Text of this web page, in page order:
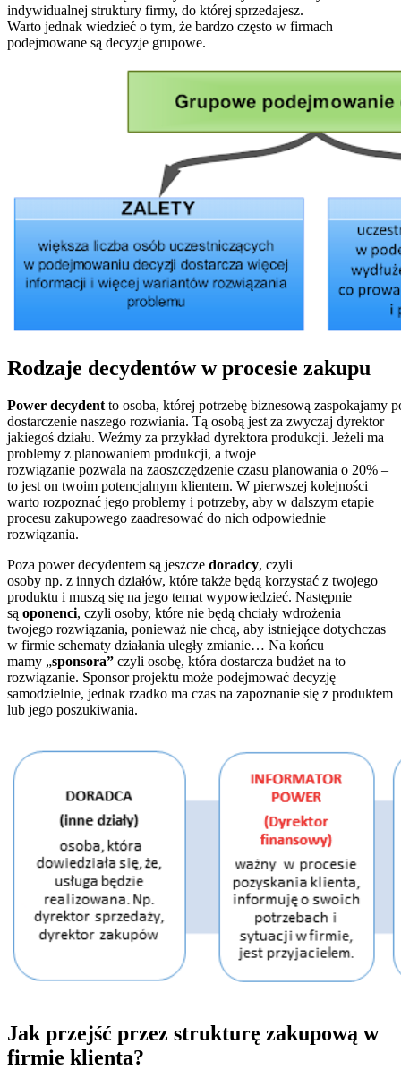
indywidualnej struktury firmy, do której sprzedajesz.
Warto jednak wiedzieć o tym, że bardzo często w firmach
podejmowane są decyzje grupowe.
Rodzaje decydentów w procesie zakupu
Power decydentto osoba, której potrzebę biznesową zaspokajamy
dostarczenie naszego rozwiania. Tą osobą jest za zwyczaj dyrektor
jakiegoś działu. Weźmy za przykład dyrektora produkcji. Jeżeli ma
problemy z planowaniem produkcji, a twoje
rozwiązanie pozwala na zaoszczędzenie czasu planowania o 20% –
to jest on twoim potencjalnym klientem. W pierwszej kolejności
warto rozpoznać jego problemy i potrzeby, aby w dalszym etapie
procesu zakupowego zaadresować do nich odpowiednie
rozwiązania.
Poza power decydentem są jeszcze doradcy, czyli
osoby np. z innych działów, które także będą korzystać z twojego
produktu i muszą się na jego temat wypowiedzieć. Następnie
są oponenci, czyli osoby, które nie będą chciały wdrożenia
twojego rozwiązania, ponieważ nie chcą, aby istniejące dotychczas
w firmie schematy działania uległy zmianie… Na końcu
mamy „sponsora” czyli osobę, która dostarcza budżet na to
rozwiązanie. Sponsor projektu może podejmować decyzję
samodzielnie, jednak rzadko ma czas na zapoznanie się z produktem
lub jego poszukiwania.
Jak przejść przez strukturę zakupową w
firmie klienta?